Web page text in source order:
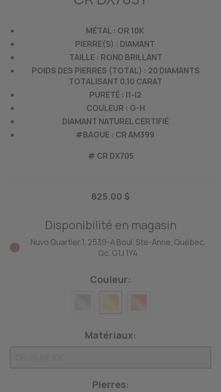
MÉTAL : OR 10K
PIERRE(S) : DIAMANT
TAILLE : ROND BRILLANT
POIDS DES PIERRES (TOTAL) : 20 DIAMANTS
TOTALISANT 0,10 CARAT
PURETÉ : I1-I2
COULEUR : G-H
DIAMANT NATUREL CERTIFIÉ
#BAGUE : CR AM399
# CR DX705
825.00 $
Disponibilité en magasin
Nuvo Quartier 1, 2539-A Boul. Ste-Anne, Québec,
Qc. G1J 1Y4
Couleur:
Matériaux:
Pierres: